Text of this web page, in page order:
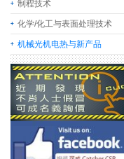
制程技术
化学/化工与表面处理技术
机械光机电热与新产品